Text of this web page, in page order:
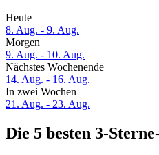
Heute
8. Aug. - 9. Aug.
Morgen
9. Aug. - 10. Aug.
Nächstes Wochenende
14. Aug. - 16. Aug.
In zwei Wochen
21. Aug. - 23. Aug.
Die 5 besten 3-